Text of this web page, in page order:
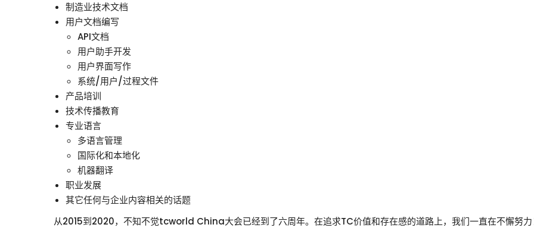
制造业技术文档
用户文档编写
API文档
用户助手开发
用户界面写作
系统/用户/过程文件
产品培训
技术传播教育
专业语言
多语言管理
国际化和本地化
机器翻译
职业发展
其它任何与企业内容相关的话题
从2015到2020，不知不觉tcworld China大会已经到了六周年。在追求TC价值和存在感的道路上，我们一直在不懈努